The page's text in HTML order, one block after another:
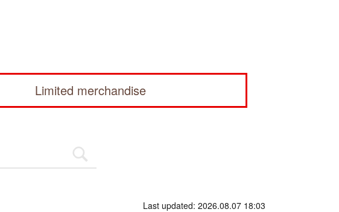
Limited merchandise
Last updated: 2026.08.07 18:03